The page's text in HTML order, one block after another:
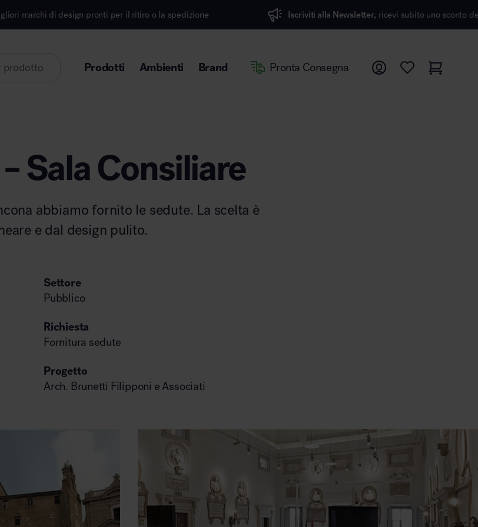
pronti per il ritiro o la spedizione Iscriviti alla Newsletter, ricevi subito uno sconto del 7%
Prodotti Ambienti Brand Pronta Consegna
reception
Sala Consiliare
abbiamo fornito le sedute. La scelta è
e dal design pulito.
Settore
Pubblico
Richiesta
Fornitura sedute
Progetto
Arch. Brunetti Filipponi e Associati